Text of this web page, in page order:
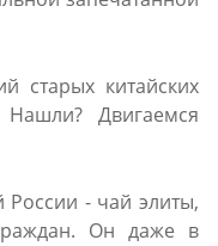
старых китайских
Двигаемся
- чай элиты,
Он даже в